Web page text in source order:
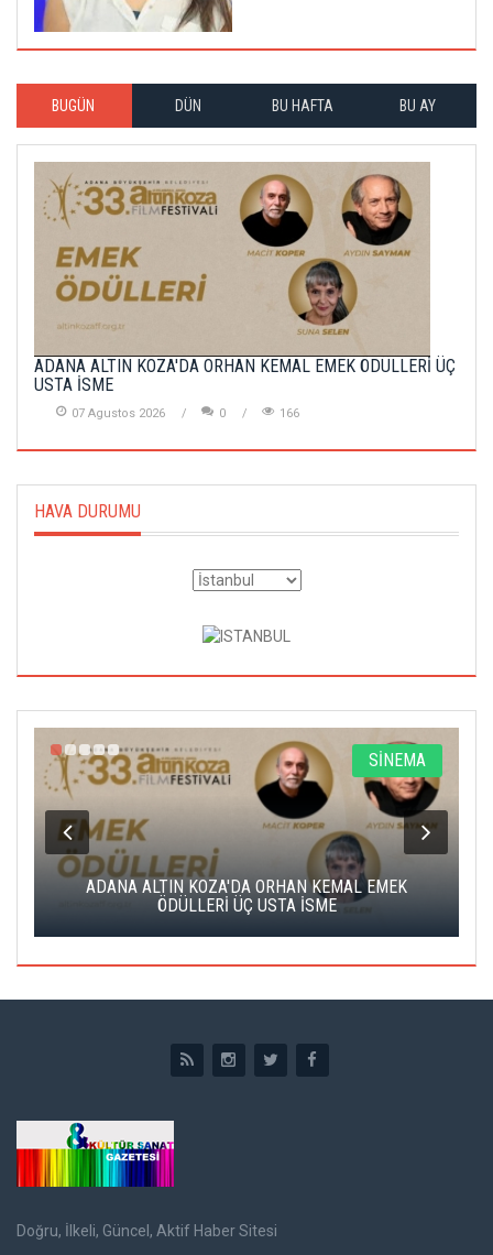
BUGÜN DÜN BU HAFTA BU AY
ADANA ALTIN KOZA'DA ORHAN KEMAL EMEK ÖDÜLLERİ ÜÇ
USTA İSME
07 Agustos 2026 0 166
HAVA DURUMU
SİNEMA
ADANA ALTIN KOZA'DA ORHAN KEMAL EMEK
ÖDÜLLERİ ÜÇ USTA İSME
Doğru, İlkeli, Güncel, Aktif Haber Sitesi